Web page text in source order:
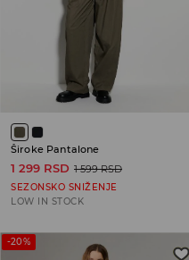
Široke Pantalone
1 299 RSD 1 599 RSD
SEZONSKO SNIŽENJE
LOW IN STOCK
-20%